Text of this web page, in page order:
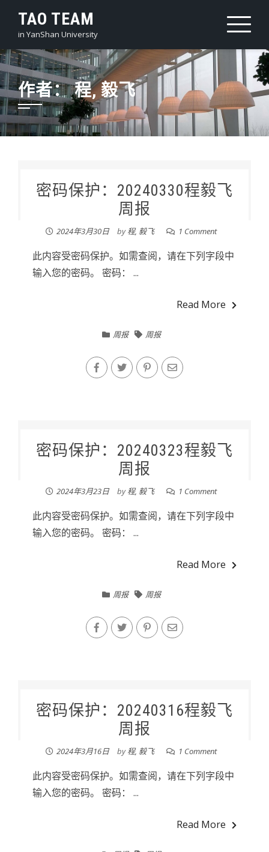
content
TAO TEAM
in YanShan University
作者：程, 毅飞
密码保护：20240330程毅飞
周报
2024年3月30日 by程, 毅飞 1 Comment
此内容受密码保护。如需查阅，请在下列字段中
输入您的密码。 密码： ...
Read More
周报 周报
密码保护：20240323程毅飞
周报
2024年3月23日 by程, 毅飞 1 Comment
此内容受密码保护。如需查阅，请在下列字段中
输入您的密码。 密码： ...
Read More
周报 周报
密码保护：20240316程毅飞
周报
2024年3月16日 by程, 毅飞 1 Comment
此内容受密码保护。如需查阅，请在下列字段中
输入您的密码。 密码： ...
Read More